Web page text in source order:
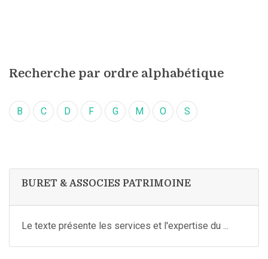
Recherche par ordre alphabétique
B C D F G M O S
BURET & ASSOCIES PATRIMOINE
Le texte présente les services et l'expertise du ...